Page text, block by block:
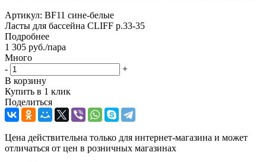
Артикул: BF11 сине-белые
Ласты для бассейна CLIFF р.33-35
Подробнее
1 305 руб./пара
Много
-
+
В корзину
Купить в 1 клик
Поделиться
Цена действительна только для интернет-магазина и может
отличаться от цен в розничных магазинах